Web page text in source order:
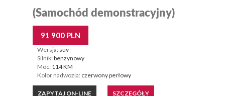
(Samochód demonstracyjny)
91 900 PLN
Wersja: suv
Silnik: benzynowy
Moc: 114 KM
Kolor nadwozia: czerwony perłowy
ZAPYTAJ ON-LINE SZCZEGÓŁY